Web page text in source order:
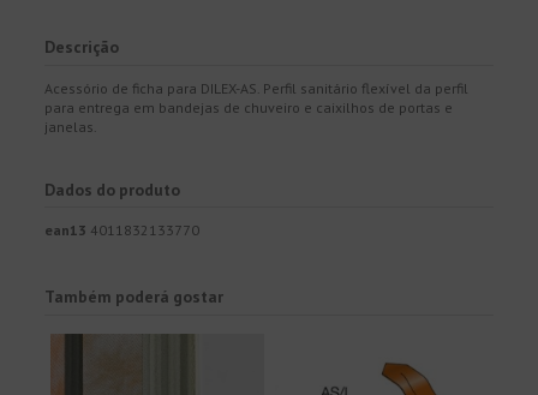
Descrição
Acessório de ficha para DILEX-AS. Perfil sanitário flexível da perfil
para entrega em bandejas de chuveiro e caixilhos de portas e
janelas.
Dados do produto
ean13 4011832133770
Também poderá gostar